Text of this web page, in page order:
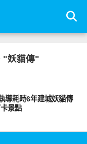
"妖貓傳"
導耗時6年建城妖貓傳
景點